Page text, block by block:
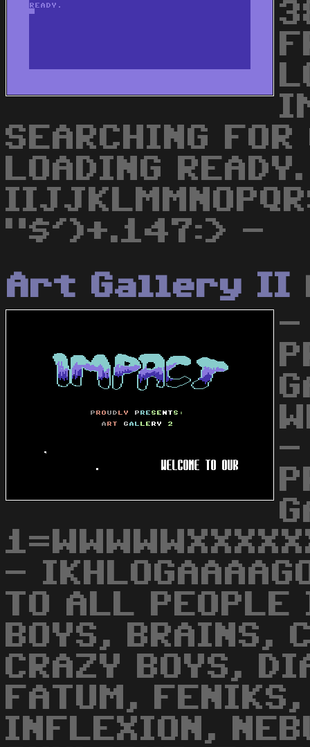
SEARCHING
LOADING
"$')+.147:> -
Art Gallery II
-
-
-
TO ALL
BOYS, BRAINS,
CRAZY BOYS,
FATUM, FENIKS,
INFLEXION,